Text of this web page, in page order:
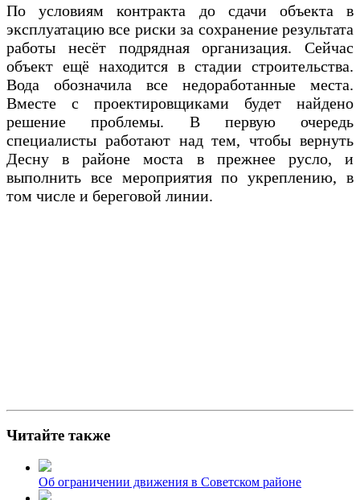
По условиям контракта до сдачи объекта в
эксплуатацию все риски за сохранение результата
работы несёт подрядная организация. Сейчас
объект ещё находится в стадии строительства.
Вода обозначила все недоработанные места.
Вместе с проектировщиками будет найдено
решение проблемы. В первую очередь
специалисты работают над тем, чтобы вернуть
Десну в районе моста в прежнее русло, и
выполнить все мероприятия по укреплению, в
том числе и береговой линии.
Читайте также
Об ограничении движения в Советском районе